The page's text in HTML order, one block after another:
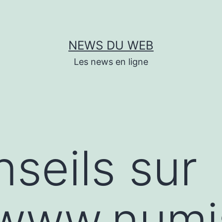
NEWS DU WEB
Les news en ligne
sur